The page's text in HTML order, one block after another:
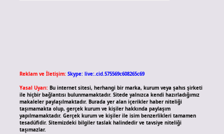
Reklam ve İletişim: Skype: live:.cid.575569c608265c69
Yasal Uyarı: Bu internet sitesi, herhangi bir marka, kurum veya şahıs şirketi
ile hiçbir bağlantısı bulunmamaktadır. Sitede yalnızca kendi hazırladığımız
makaleler paylaşılmaktadır. Burada yer alan içerikler haber niteliği
taşımamakta olup, gerçek kurum ve kişiler hakkında paylaşım
yapılmamaktadır. Gerçek kurum ve kişiler ile isim benzerlikleri tamamen
tesadüfidir. Sitemizdeki bilgiler taslak halindedir ve tavsiye niteliği
taşımazlar.